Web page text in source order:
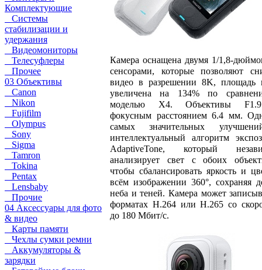
Комплектующие
Системы
стабилизации и
удержания
Видеомониторы
Телесуфлеры
Прочее
03 Объективы
Canon
Nikon
Fujifilm
Olympus
Sony
Sigma
Tamron
Tokina
Pentax
Lensbaby
Прочие
04 Аксессуары для фото
& видео
Карты памяти
Чехлы сумки ремни
Аккумуляторы &
зарядки
Камера оснащена двумя 1/1,8-
сенсорами, которые позволяют
видео в разрешении 8K, площадь
увеличена на 134% по
моделью X4. Объективы
фокусным расстоянием 6.4 мм.
самых значительных
интеллектуальный алгоритм
AdaptiveTone, который
анализирует свет с обоих
чтобы сбалансировать яркость и
всём изображении 360°, сохраняя
неба и теней. Камера может
форматах H.264 или H.265 со
до 180 Мбит/с.